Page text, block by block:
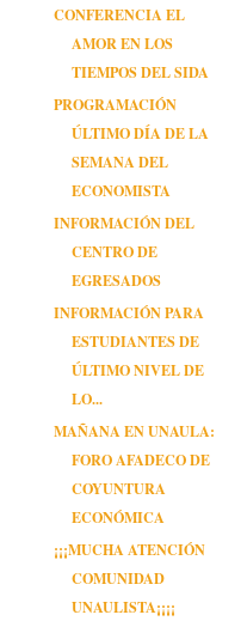
CONFERENCIA EL
AMOR EN LOS
TIEMPOS DEL SIDA
PROGRAMACIÓN
ÚLTIMO DÍA DE LA
SEMANA DEL
ECONOMISTA
INFORMACIÓN DEL
CENTRO DE
EGRESADOS
INFORMACIÓN PARA
ESTUDIANTES DE
ÚLTIMO NIVEL DE
LO...
MAÑANA EN UNAULA:
FORO AFADECO DE
COYUNTURA
ECONÓMICA
¡¡¡MUCHA ATENCIÓN
COMUNIDAD
UNAULISTA¡¡¡¡